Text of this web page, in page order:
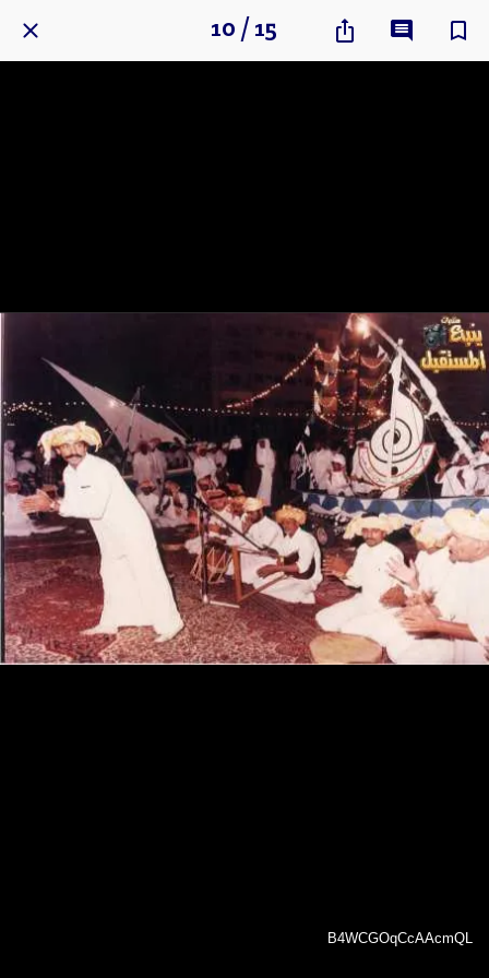
10 / 15
B4WCGOqCcAAcmQL